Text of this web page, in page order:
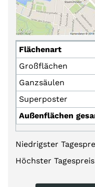
Flächenart
Großflächen
Ganzsäulen
Superposter
Außenflächen
Niedrigster
Höchster